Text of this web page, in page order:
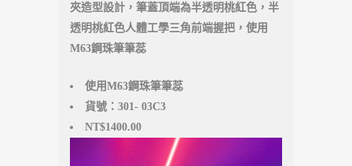
夾造型設計，筆蓋頂端為半透明桃紅色，半
透明桃紅色人體工學三角前端握把，使用
M63鋼珠筆筆蕊
使用M63鋼珠筆筆蕊
貨號：301- 03C3
NT$1400.00